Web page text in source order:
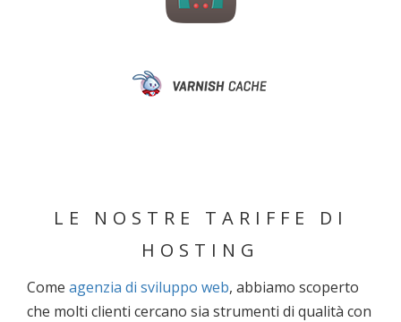
LE NOSTRE TARIFFE DI
HOSTING
Come agenzia di sviluppo web, abbiamo scoperto
che molti clienti cercano sia strumenti di qualità con